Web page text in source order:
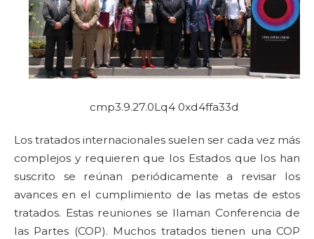
cmp3.9.27.0Lq4 0xd4ffa33d
Los tratados internacionales suelen ser cada vez más
complejos y requieren que los Estados que los han
suscrito se reúnan periódicamente a revisar los
avances en el cumplimiento de las metas de estos
tratados. Estas reuniones se llaman Conferencia de
las Partes (COP). Muchos tratados tienen una COP